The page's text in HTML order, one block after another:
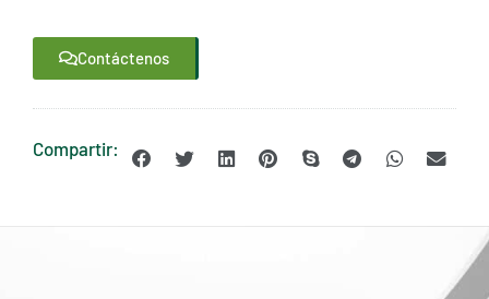
Contáctenos
Compartir: